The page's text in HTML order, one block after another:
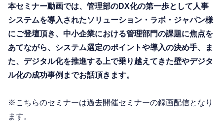
本セミナー動画では、管理部のDX化の第一歩として人事
システムを導入されたソリューション・ラボ・ジャパン様
にご登壇頂き、中小企業における管理部門の課題に焦点を
あてながら、システム選定のポイントや導入の決め手、ま
た、デジタル化を推進する上で乗り越えてきた壁やデジタ
ル化の成功事例までお話頂きます。
※こちらのセミナーは過去開催セミナーの録画配信となり
ます。